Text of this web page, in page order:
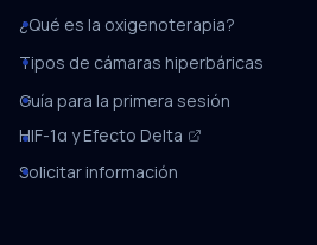
¿Qué es la oxigenoterapia?
Tipos de cámaras hiperbáricas
Guía para la primera sesión
HIF-1α y Efecto Delta
Solicitar información